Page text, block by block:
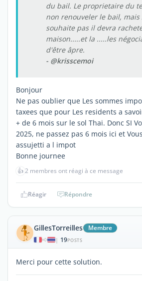
du bail. Le proprietaire du
non renouveler le bail, mais
souhaite pas il devra
maison.....et la .....les
d'être âpre.
- @krisscemoi
Bonjour
Ne pas oublier que Les sommes
taxees que pour Les residents a
+ de 6 mois sur le sol Thai. Donc SI
2025, ne passez pas 6 mois ici et
assujetti a l impot
Bonne journee
👍2 membres ont réagi à ce message
Réagir Répondre
GillesTorreilles Membre
| 19POSTS
Merci pour cette solution.